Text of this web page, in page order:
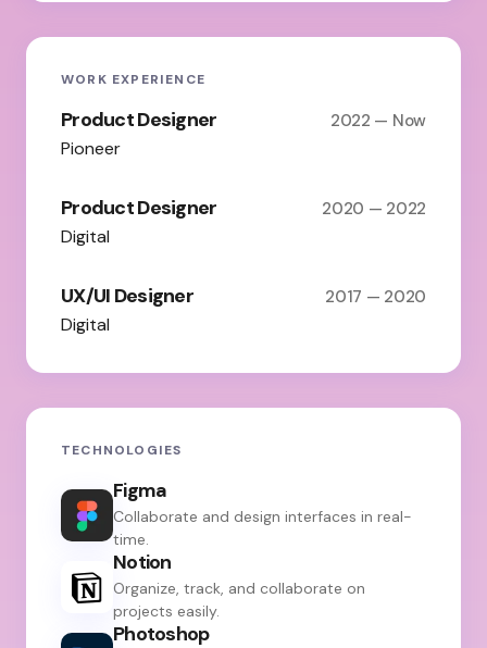
WORK EXPERIENCE
Product Designer 2022 — Now
Pioneer
Product Designer 2020 — 2022
Digital
UX/UI Designer 2017 — 2020
Digital
TECHNOLOGIES
Figma
Collaborate and design interfaces in real-
time.
Notion
Organize, track, and collaborate on
projects easily.
Photoshop